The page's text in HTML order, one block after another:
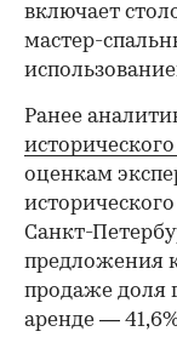
включает
мастер-
Ранее
оценкам
Санкт-
предложения
продаже доля
аренде —